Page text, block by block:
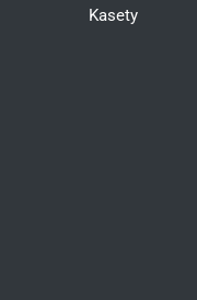
Kasety